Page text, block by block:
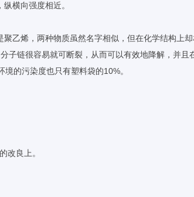
横向强度相近。
乙烯，两种物质虽然名字相似，但在化学结构上
链很容易就可断裂，从而可以有效地降解，并且
的污染度也只有塑料袋的10%。
改良上。